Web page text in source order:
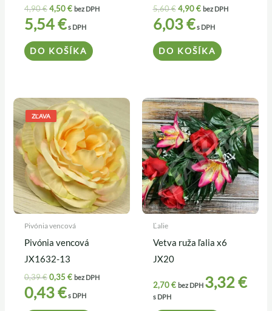
4,90€4,50€ bez DPH
5,54€s DPH
DO KOŠÍKA
5,60€ 4,90€ bez DPH
6,03€s DPH
DO KOŠÍKA
ZĽAVA
Pivónia vencová
Pivónia vencová
JX1632-13
0,39€
Pôvodná
cena
bola:
0,39 €.
0,35€
Aktuálna
cena
je:
0,35 €.
bez DPH
0,43€s DPH
Ľalie
Vetva ruža ľalia x6
JX20
2,70€ bez DPH 3,32 €
s DPH